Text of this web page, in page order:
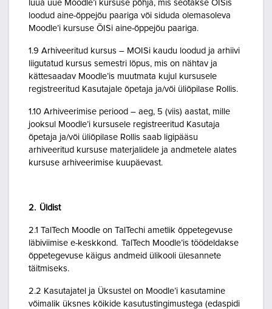
luua uue Moodle’i kursuse põhja, mis seotakse ÕISis
loodud aine-õppejõu paariga või siduda olemasoleva
Moodle’i kursuse ÕISi aine-õppejõu paariga.
1.9 Arhiveeritud kursus – MOISi kaudu loodud ja arhiivi
liigutatud kursus semestri lõpus, mis on nähtav ja
kättesaadav Moodle’is muutmata kujul kursusele
registreeritud Kasutajale õpetaja ja/või üliõpilase Rollis.
1.10 Arhiveerimise periood – aeg, 5 (viis) aastat, mille
jooksul Moodle’i kursusele registreeritud Kasutaja
õpetaja ja/või üliõpilase Rollis saab ligipääsu
arhiveeritud kursuse materjalidele ja andmetele alates
kursuse arhiveerimise kuupäevast.
2. Üldist
2.1 TalTech Moodle on TalTechi ametlik õppetegevuse
läbiviimise e-keskkond. TalTech Moodle’is töödeldakse
õppetegevuse käigus andmeid ülikooli ülesannete
täitmiseks.
2.2 Kasutajatel ja Üksustel on Moodle’i kasutamine
võimalik üksnes kõikide kasutustingimustega (edaspidi